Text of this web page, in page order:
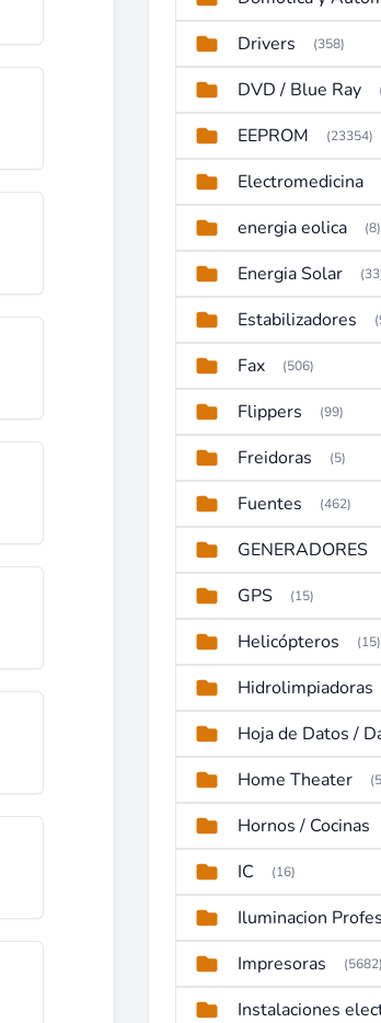
Drivers (358)
DVD / Blue Ray
EEPROM (23354)
Electromedicina
energia eolica (8)
Energia Solar
Estabilizadores
Fax (506)
Flippers (99)
Freidoras (5)
Fuentes (462)
GENERADORES
GPS (15)
Helicópteros (15)
Hidrolimpiadoras
Hoja de Datos /
Home Theater
Hornos / Cocinas
IC (16)
Iluminacion
Impresoras (5682)
Instalaciones